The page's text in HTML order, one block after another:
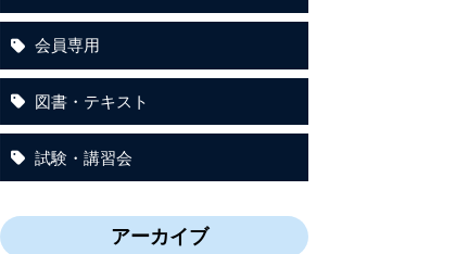
会員専用
図書・テキスト
試験・講習会
アーカイブ